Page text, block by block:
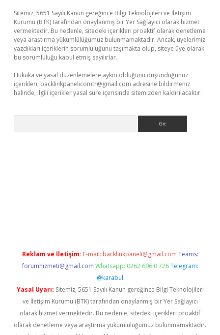
Sitemiz, 5651 Sayılı Kanun gereğince Bilgi Teknolojileri ve İletişim
Kurumu (BTK) tarafından onaylanmış bir Yer Sağlayıcı olarak hizmet
vermektedir. Bu nedenle, sitedeki içerikleri proaktif olarak denetleme
veya araştırma yükümlülüğümüz bulunmamaktadır. Ancak, üyelerimiz
yazdıkları içeriklerin sorumluluğunu taşımakta olup, siteye üye olarak
bu sorumluluğu kabul etmiş sayılırlar.
Hukuka ve yasal düzenlemelere aykırı olduğunu düşündüğünüz
içerikleri, backlinkpanelicomtr@gmail.com adresine bildirmeniz
halinde, ilgili içerikler yasal süre içerisinde sitemizden kaldırılacaktır.
Reklam ve İletişim: E-mail: backlinkpaneli@gmail.com Teams:
forumhizmeti@gmail.com Whatsapp: 0262 606 0 726 Telegram:
@karabul
Yasal Uyarı: Sitemiz, 5651 Sayılı Kanun gereğince Bilgi Teknolojileri
ve İletişim Kurumu (BTK) tarafından onaylanmış bir Yer Sağlayıcı
olarak hizmet vermektedir. Bu nedenle, sitedeki içerikleri proaktif
olarak denetleme veya araştırma yükümlülüğümüz bulunmamaktadır.